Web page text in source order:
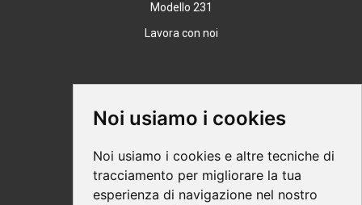
Noi usiamo i cookies
Noi usiamo i cookies e altre tecniche di
tracciamento per migliorare la tua
esperienza di navigazione nel nostro
Modello 231
Lavora con noi
Supporto
Modalità di acquisto
Ebook help